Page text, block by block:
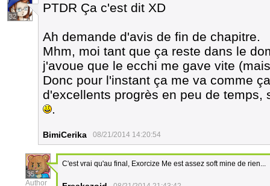
32
PTDR Ça c'est dit XD
Ah demande d'avis de fin de chapitre.
Mhm, moi tant que ça reste dans le
j'avoue que le ecchi me gave vite
Donc pour l'instant ça me va comme
d'excellents progrès en peu de
.
BimiCerika 08/21/2014 14:20:54
35
Author
C'est vrai qu'au final, Exorcize Me est assez soft mine de rien...